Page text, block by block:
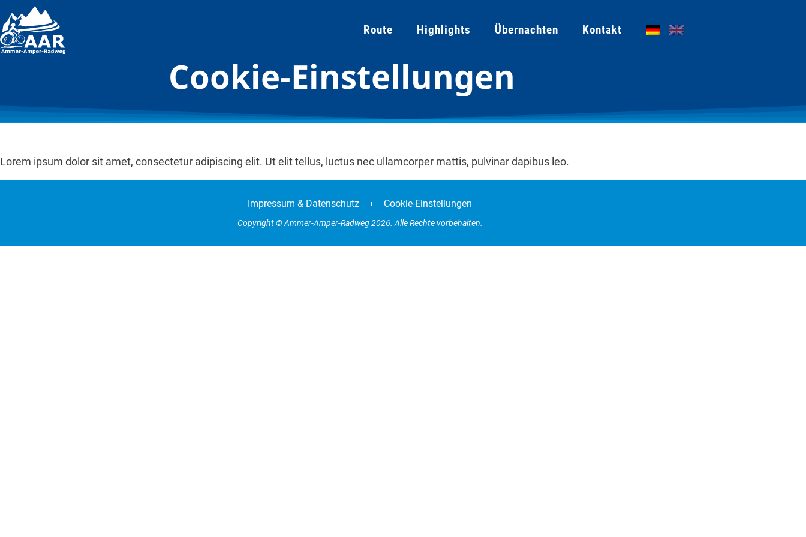
Route Highlights Übernachten Kontakt
Cookie-Einstellungen
Lorem ipsum dolor sit amet, consectetur adipiscing elit. Ut elit tellus, luctus nec ullamcorper mattis, pulvinar dapibus leo.
Impressum & Datenschutz Cookie-Einstellungen
Copyright © Ammer-Amper-Radweg 2026. Alle Rechte vorbehalten.